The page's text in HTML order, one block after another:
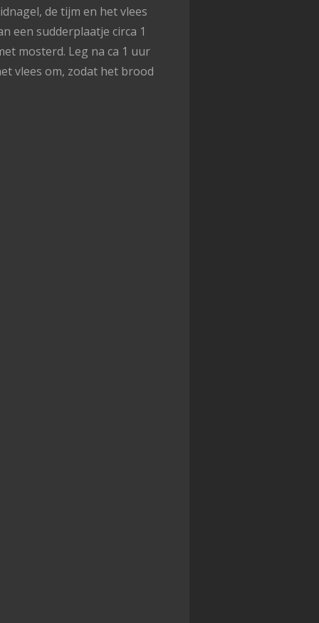
de tijm en het vlees
een sudderplaatje circa 1
mosterd. Leg na ca 1 uur
vlees om, zodat het brood